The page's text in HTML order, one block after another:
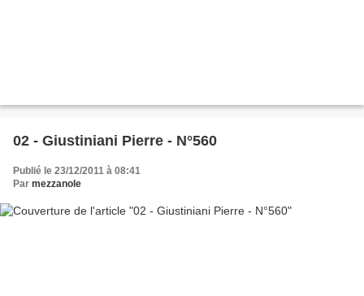
02 - Giustiniani Pierre - N°560
Publié le 23/12/2011 à 08:41
Par mezzanole